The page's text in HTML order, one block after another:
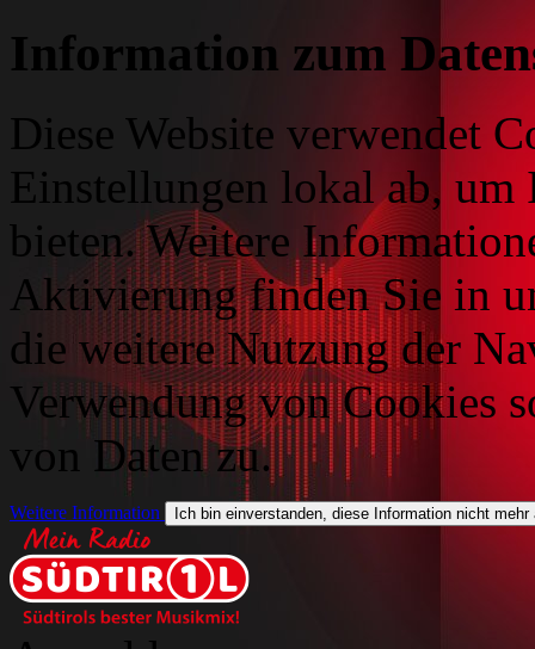
Information zum
Diese Website verwendet
Einstellungen lokal ab, um
bieten. Weitere
Aktivierung finden Sie in
die weitere Nutzung der
Verwendung von Cookies
von Daten zu.
Weitere Information Ich bin einverstanden, diese Information nicht mehr